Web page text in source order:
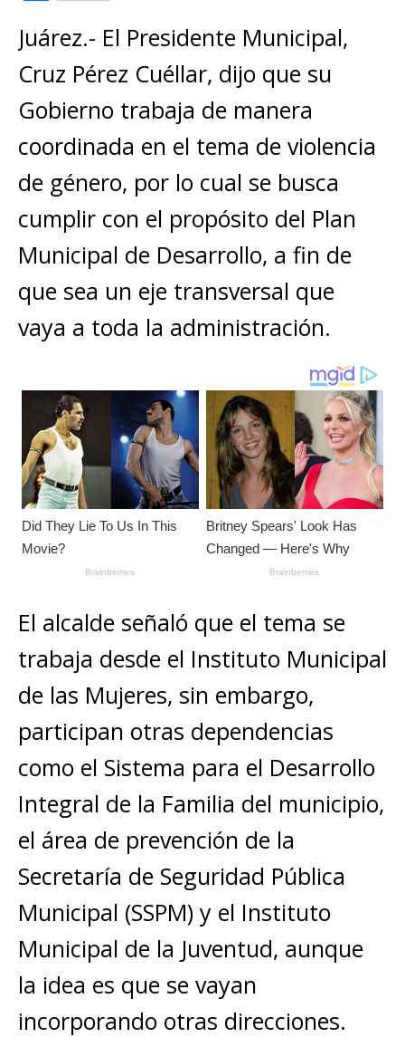
s
A
p
p
e
b
o
o
k
e
n
g
e
r
l te
r
y
Li
n
k
m
p
ar
ti
r
Juárez.- El Presidente Municipal,
Cruz Pérez Cuéllar, dijo que su
Gobierno trabaja de manera
coordinada en el tema de violencia
de género, por lo cual se busca
cumplir con el propósito del Plan
Municipal de Desarrollo, a fin de
que sea un eje transversal que
vaya a toda la administración.
El alcalde señaló que el tema se
trabaja desde el Instituto Municipal
de las Mujeres, sin embargo,
participan otras dependencias
como el Sistema para el Desarrollo
Integral de la Familia del municipio,
el área de prevención de la
Secretaría de Seguridad Pública
Municipal (SSPM) y el Instituto
Municipal de la Juventud, aunque
la idea es que se vayan
incorporando otras direcciones.